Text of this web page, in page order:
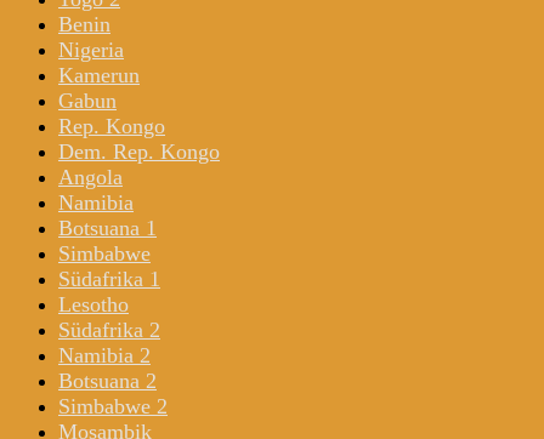
Benin
Nigeria
Kamerun
Gabun
Rep. Kongo
Dem. Rep. Kongo
Angola
Namibia
Botsuana 1
Simbabwe
Südafrika 1
Lesotho
Südafrika 2
Namibia 2
Botsuana 2
Simbabwe 2
Mosambik